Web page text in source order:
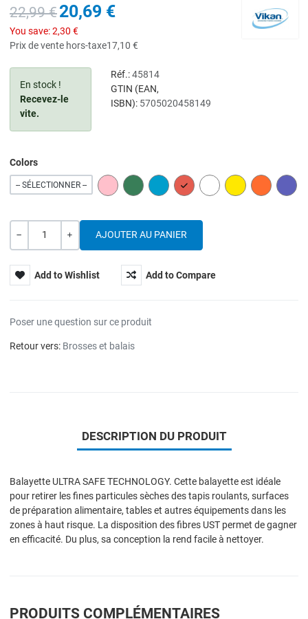
22,99 €20,69 €
You save:2,30 €
Prix de vente hors-taxe17,10 €
En stock !
Recevez-le
vite.
Réf.: 45814
GTIN (EAN,
ISBN): 5705020458149
Colors
-- SÉLECTIONNER -- PINK GREEN BLUE RED WHITE YELLOW ORANGE
Quantité
Add to Wishlist Add to Compare
Poser une question sur ce produit
Retour vers: Brosses et balais
DESCRIPTION DU PRODUIT
Balayette ULTRA SAFE TECHNOLOGY. Cette balayette est idéale
pour retirer les fines particules sèches des tapis roulants, surfaces
de préparation alimentaire, tables et autres équipements dans les
zones à haut risque. La disposition des fibres UST permet de gagner
en efficacité. Du plus, sa conception la rend facile à nettoyer.
PRODUITS COMPLÉMENTAIRES